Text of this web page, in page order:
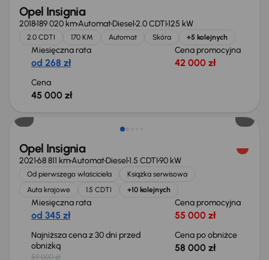
Opel Insignia
2018189 020 kmAutomatDiesel2.0 CDTI125 kW
2.0 CDTI 170 KM Automat Skóra +5 kolejnych
Miesięczna rata
od 268 zł
Cena promocyjna
42 000 zł
Cena
45 000 zł
Taniej o 1 000 zł
Opel Insignia
202168 811 kmAutomatDiesel1.5 CDTI90 kW
Od pierwszego właściciela
Książka serwisowa
Auta krajowe
1.5 CDTI +10 kolejnych
Miesięczna rata
od 345 zł
Cena promocyjna
55 000 zł
Najniższa cena z 30 dni przed
obniżką
59 000 zł
Cena po obniżce
58 000 zł